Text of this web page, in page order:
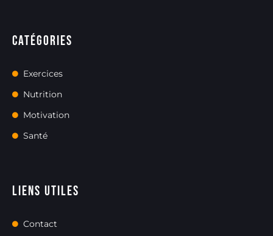
Catégories
Exercices
Nutrition
Motivation
Santé
Liens utiles
Contact